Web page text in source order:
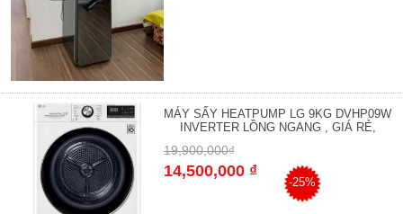
MÁY SẤY HEATPUMP LG 9KG DVHP09W
INVERTER LỒNG NGANG , GIÁ RẺ,
19,900,000₫
14,500,000 ₫
-25%